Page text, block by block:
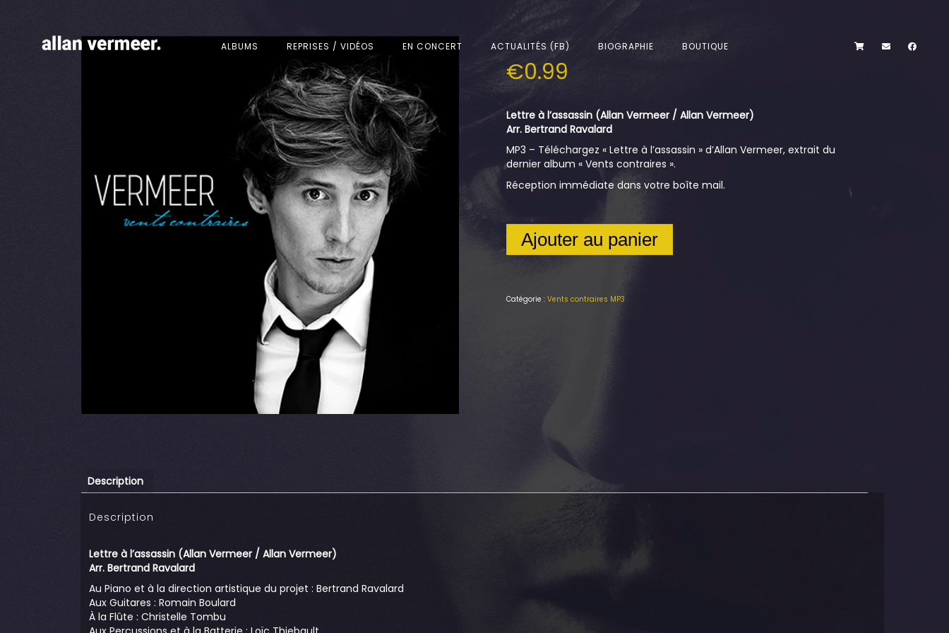
ALBUMS REPRISES / VIDÉOS EN CONCERT ACTUALITÉS (FB) BIOGRAPHIE BOUTIQUE
€0.99
Lettre à l’assassin (Allan Vermeer / Allan Vermeer)
Arr. Bertrand Ravalard
MP3 – Téléchargez « Lettre à l’assassin » d’Allan Vermeer, extrait du
dernier album « Vents contraires ».
Réception immédiate dans votre boîte mail.
Ajouter au panier
Catégorie : Vents contraires MP3
Description
Description
Lettre à l’assassin (Allan Vermeer / Allan Vermeer)
Arr. Bertrand Ravalard
Au Piano et à la direction artistique du projet : Bertrand Ravalard
Aux Guitares : Romain Boulard
À la Flûte : Christelle Tombu